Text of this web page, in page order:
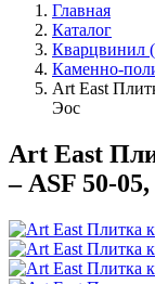
Главная
Каталог
Кварцвинил
Каменно-
Art East
Эос
Art East
– ASF 50-